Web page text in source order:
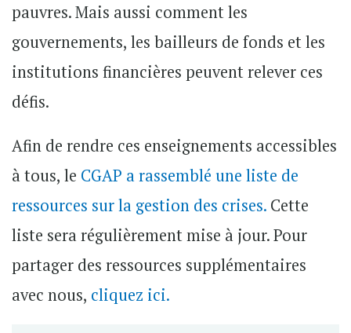
pauvres. Mais aussi comment les
gouvernements, les bailleurs de fonds et les
institutions financières peuvent relever ces
défis.
Afin de rendre ces enseignements accessibles
à tous, le CGAP a rassemblé une liste de
ressources sur la gestion des crises. Cette
liste sera régulièrement mise à jour. Pour
partager des ressources supplémentaires
avec nous, cliquez ici.